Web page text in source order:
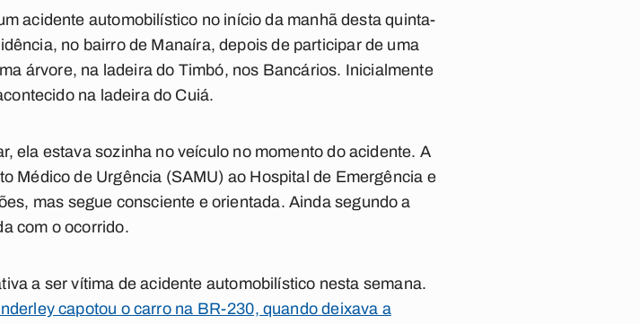
acidente automobilístico no início da manhã desta quinta-
no bairro de Manaíra, depois de participar de uma
árvore, na ladeira do Timbó, nos Bancários. Inicialmente
na ladeira do Cuiá.
ela estava sozinha no veículo no momento do acidente. A
Médico de Urgência (SAMU) ao Hospital de Emergência e
mas segue consciente e orientada. Ainda segundo a
com o ocorrido.
a ser vítima de acidente automobilístico nesta semana.
capotou o carro na BR-230, quando deixava a